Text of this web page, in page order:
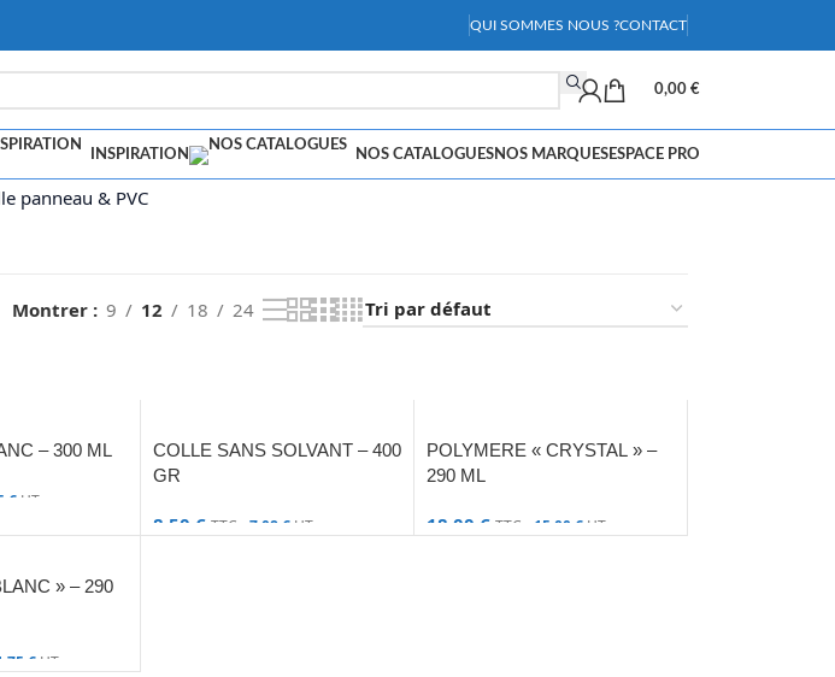
QUI SOMMES NOUS ?CONTACT
0,00 €
INSPIRATION NOS CATALOGUESNOS MARQUESESPACE PRO
panneau & PVC
Montrer 9 12 18 24
– 300 ML
€ HT
COLLE SANS SOLVANT – 400
GR
8,50 € TTC - 7,08 € HT
POLYMERE « CRYSTAL » –
290 ML
18,00 € TTC - 15,00 € HT
» – 290
€ HT